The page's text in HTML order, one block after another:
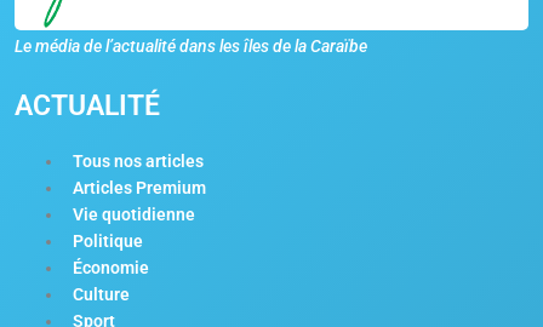
Le média de l’actualité dans les îles de la Caraïbe
ACTUALITÉ
Tous nos articles
Articles Premium
Vie quotidienne
Politique
Économie
Culture
Sport